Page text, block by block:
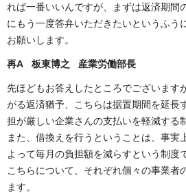
れば一番いいんですが、まずは返済期間
にもう一度答弁いただきたいというふう
お願いします。
再A 板東博之 産業労働部長
先ほどもお答えしたところでございます
がる返済猶予、こちらは据置期間を延長
担が厳しい企業さんの支払いを軽減する
また、借換えを行うということは、事実
よって毎月の負担額を減らすという制度
こちらについて、それぞれ個々の事業者
ます。